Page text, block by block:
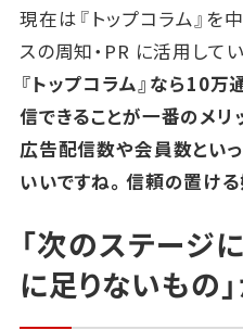
現在は『トップコラム』
スの周知・PR に活用してい
『トップコラム』なら10
信できることが一番のメリ
広告配信数や会員数とい
いいですね。信頼の置ける
「次のステージ
に足りないもの